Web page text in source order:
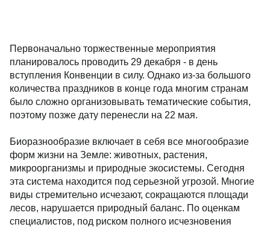
Первоначально торжественные мероприятия
планировалось проводить 29 декабря - в день
вступления Конвенции в силу. Однако из-за большого
количества праздников в конце года многим странам
было сложно организовывать тематические события,
поэтому позже дату перенесли на 22 мая.
Биоразнообразие включает в себя все многообразие
форм жизни на Земле: животных, растения,
микроорганизмы и природные экосистемы. Сегодня
эта система находится под серьезной угрозой. Многие
виды стремительно исчезают, сокращаются площади
лесов, нарушается природный баланс. По оценкам
специалистов, под риском полного исчезновения